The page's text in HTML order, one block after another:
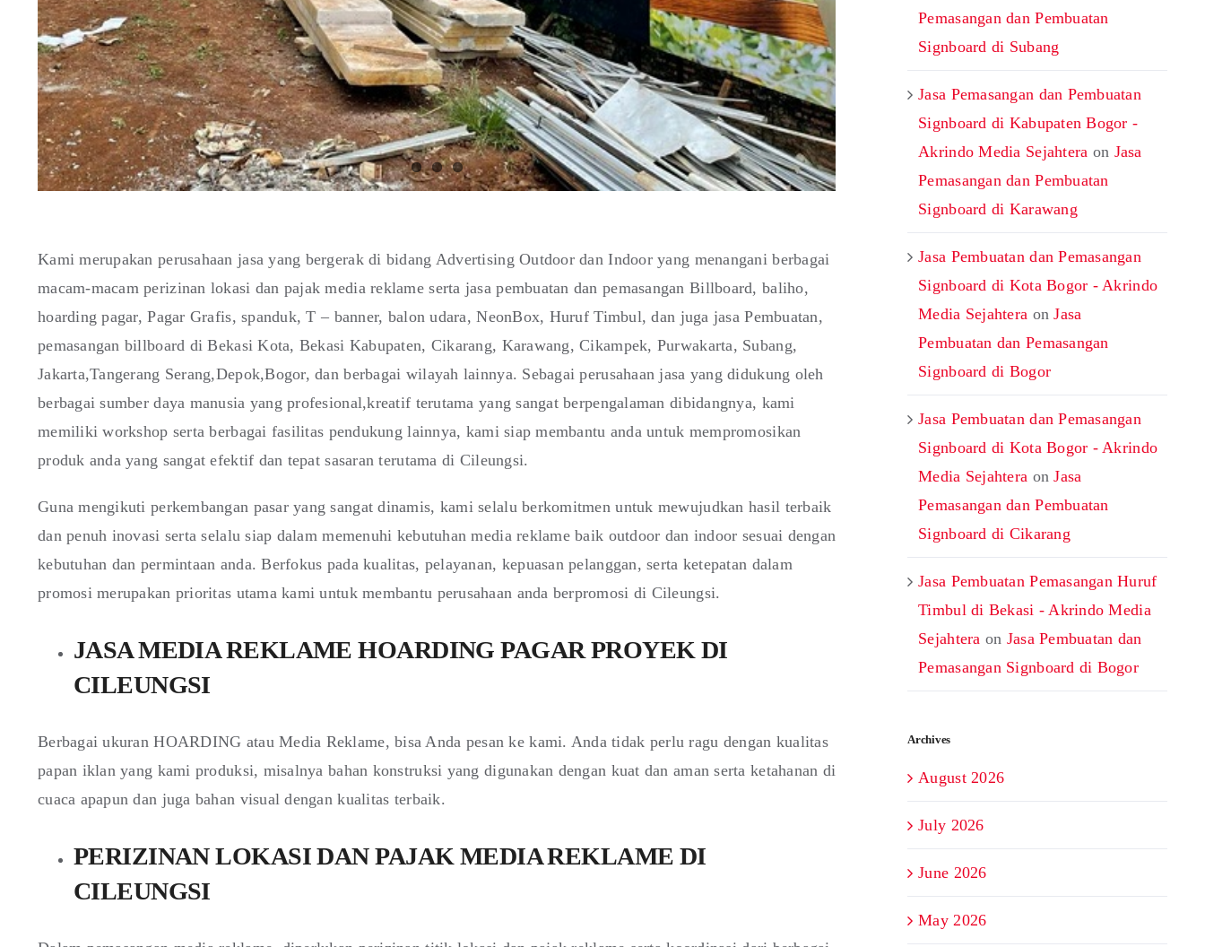
Kami merupakan perusahaan jasa yang bergerak di bidang Advertising Outdoor dan Indoor yang menangani berbagai
macam-macam perizinan lokasi dan pajak media reklame serta jasa pembuatan dan pemasangan Billboard, baliho,
hoarding pagar, Pagar Grafis, spanduk, T – banner, balon udara, NeonBox, Huruf Timbul, dan juga jasa Pembuatan,
pemasangan billboard di Bekasi Kota, Bekasi Kabupaten, Cikarang, Karawang, Cikampek, Purwakarta, Subang,
Jakarta,Tangerang Serang,Depok,Bogor, dan berbagai wilayah lainnya. Sebagai perusahaan jasa yang didukung oleh
berbagai sumber daya manusia yang profesional,kreatif terutama yang sangat berpengalaman dibidangnya, kami
memiliki workshop serta berbagai fasilitas pendukung lainnya, kami siap membantu anda untuk mempromosikan
produk anda yang sangat efektif dan tepat sasaran terutama di Cileungsi.
Guna mengikuti perkembangan pasar yang sangat dinamis, kami selalu berkomitmen untuk mewujudkan hasil terbaik
dan penuh inovasi serta selalu siap dalam memenuhi kebutuhan media reklame baik outdoor dan indoor sesuai dengan
kebutuhan dan permintaan anda. Berfokus pada kualitas, pelayanan, kepuasan pelanggan, serta ketepatan dalam
promosi merupakan prioritas utama kami untuk membantu perusahaan anda berpromosi di Cileungsi.
JASA MEDIA REKLAME HOARDING PAGAR PROYEK DI
CILEUNGSI
Berbagai ukuran HOARDING atau Media Reklame, bisa Anda pesan ke kami. Anda tidak perlu ragu dengan kualitas
papan iklan yang kami produksi, misalnya bahan konstruksi yang digunakan dengan kuat dan aman serta ketahanan di
cuaca apapun dan juga bahan visual dengan kualitas terbaik.
PERIZINAN LOKASI DAN PAJAK MEDIA REKLAME DI
CILEUNGSI
Pemasangan dan Pembuatan
Signboard di Subang
Jasa Pemasangan dan Pembuatan
Signboard di Kabupaten Bogor -
Akrindo Media Sejahtera on Jasa
Pemasangan dan Pembuatan
Signboard di Karawang
Jasa Pembuatan dan Pemasangan
Signboard di Kota Bogor - Akrindo
Media Sejahtera onJasa
Pembuatan dan Pemasangan
Signboard di Bogor
Jasa Pembuatan dan Pemasangan
Signboard di Kota Bogor - Akrindo
Media Sejahtera onJasa
Pemasangan dan Pembuatan
Signboard di Cikarang
Jasa Pembuatan Pemasangan Huruf
Timbul di Bekasi - Akrindo Media
Sejahtera on Jasa Pembuatan dan
Pemasangan Signboard di Bogor
Archives
August 2026
July 2026
June 2026
May 2026